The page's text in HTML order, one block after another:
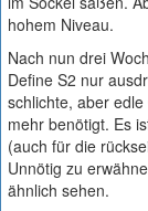
hohem Niveau.
Nach nun drei
Define S2 nur
schlichte, aber
mehr benötigt. Es
(auch für die
Unnötig zu
ähnlich sehen.